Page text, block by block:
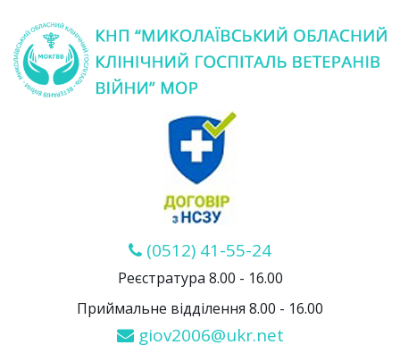
(0512) 41-55-24
Реєстратура 8.00 - 16.00
Приймальне відділення 8.00 - 16.00
giov2006@ukr.net